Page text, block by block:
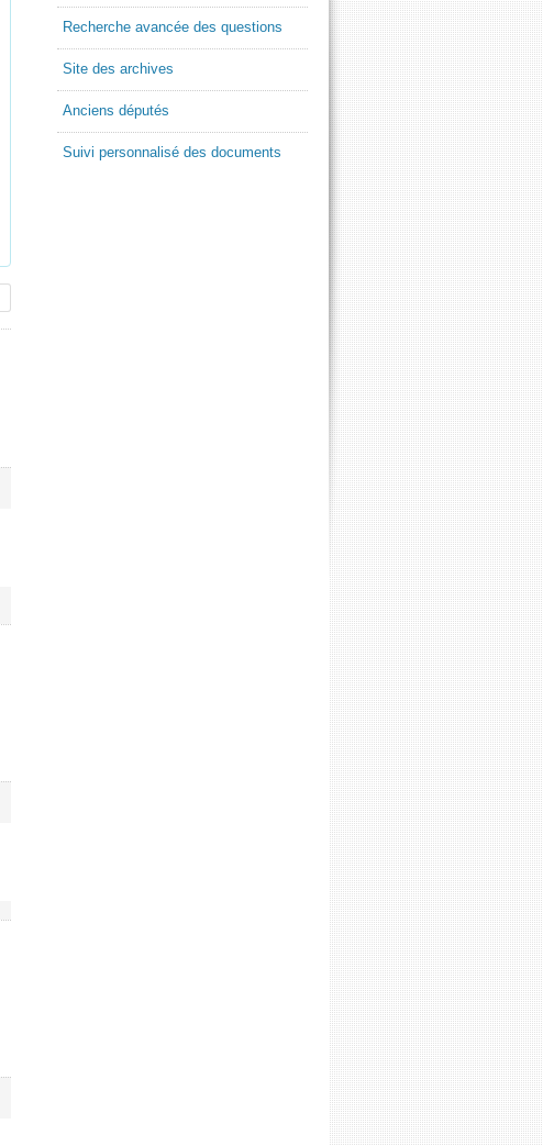
Recherche avancée des questions
Site des archives
Anciens députés
Suivi personnalisé des documents